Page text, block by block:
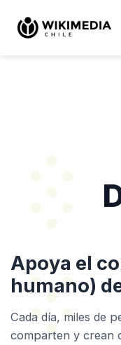
Apoya el
humano)
Cada día, miles de
comparten y crean